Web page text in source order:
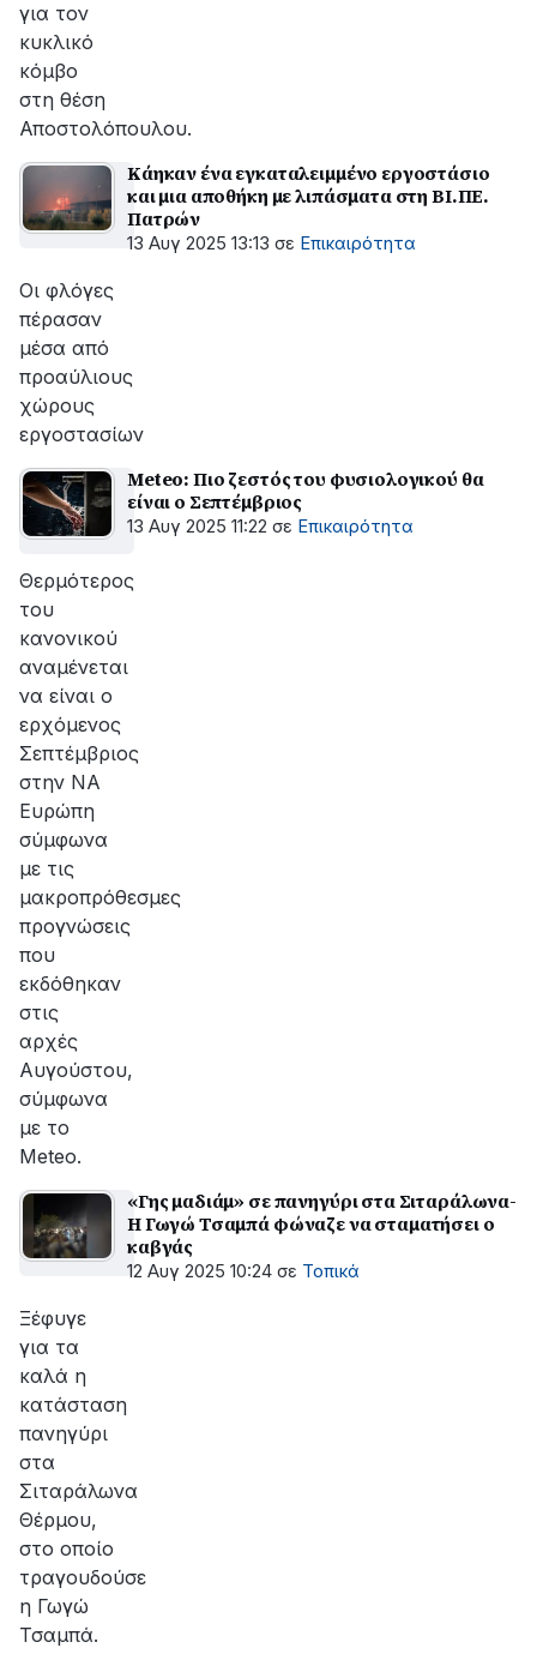
για τον
κυκλικό
κόμβο
στη θέση
Αποστολόπουλου.
Κάηκαν ένα εγκαταλειμμένο εργοστάσιο
και μια αποθήκη με λιπάσματα στη ΒΙ.ΠΕ.
Πατρών
13 Αυγ 2025 13:13 σε Επικαιρότητα
Οι φλόγες
πέρασαν
μέσα από
προαύλιους
χώρους
εργοστασίων
Meteo: Πιο ζεστός του φυσιολογικού θα
είναι ο Σεπτέμβριος
13 Αυγ 2025 11:22 σε Επικαιρότητα
Θερμότερος
του
κανονικού
αναμένεται
να είναι ο
ερχόμενος
Σεπτέμβριος
στην ΝΑ
Ευρώπη
σύμφωνα
με τις
μακροπρόθεσμες
προγνώσεις
που
εκδόθηκαν
στις
αρχές
Αυγούστου,
σύμφωνα
με το
Meteo.
«Γης μαδιάμ» σε πανηγύρι στα Σιταράλωνα-
Η Γωγώ Τσαμπά φώναζε να σταματήσει ο
καβγάς
12 Αυγ 2025 10:24 σε Τοπικά
Ξέφυγε
για τα
καλά η
κατάσταση
πανηγύρι
στα
Σιταράλωνα
Θέρμου,
στο οποίο
τραγουδούσε
η Γωγώ
Τσαμπά.